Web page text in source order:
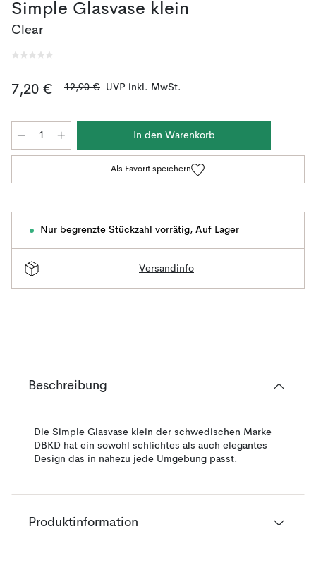
Simple Glasvase klein
Clear
7,20 € 12,90 € UVP inkl. MwSt.
In den Warenkorb
Als Favorit speichern
Nur begrenzte Stückzahl vorrätig, Auf Lager
Versandinfo
Beschreibung
Die Simple Glasvase klein der schwedischen Marke
DBKD hat ein sowohl schlichtes als auch elegantes
Design das in nahezu jede Umgebung passt.
Produktinformation